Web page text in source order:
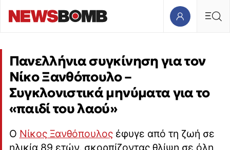
Πανελλήνια συγκίνηση για τον
Νίκο Ξανθόπουλο –
Συγκλονιστικά μηνύματα για το
«παιδί του λαού»
Ο Νίκος Ξανθόπουλοςέφυγε από τη ζωή σε
ηλικία 89 ετών, σκορπίζοντας θλίψη σε όλη